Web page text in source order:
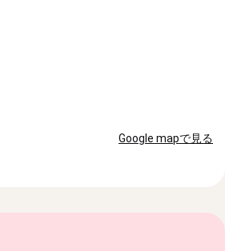
Google mapで見る